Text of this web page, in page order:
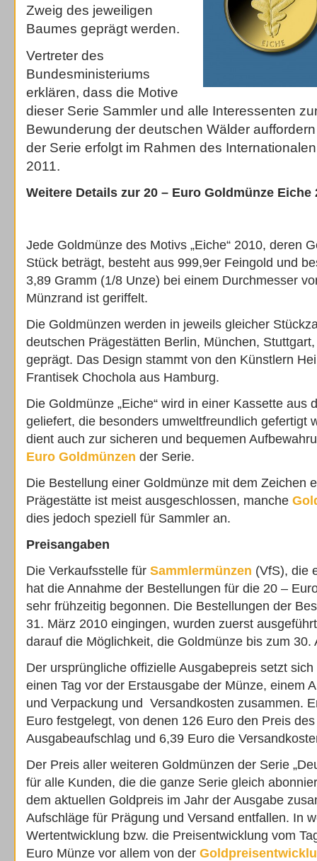
Zweig des jeweiligen
Baumes geprägt werden.
Vertreter des
Bundesministeriums
erklären, dass die Motive
dieser Serie Sammler und alle Interessenten
Bewunderung der deutschen Wälder
der Serie erfolgt im Rahmen des
2011.
Weitere Details zur 20 – Euro Goldmünze Eiche
Jede Goldmünze des Motivs „Eiche“ 2010, deren
Stück beträgt, besteht aus 999,9er Feingold und
3,89 Gramm (1/8 Unze) bei einem Durchmesser
Münzrand ist geriffelt.
Die Goldmünzen werden in jeweils gleicher
deutschen Prägestätten Berlin, München,
geprägt. Das Design stammt von den Künstlern
Frantisek Chochola aus Hamburg.
Die Goldmünze „Eiche“ wird in einer Kassette aus
geliefert, die besonders umweltfreundlich gefertigt
dient auch zur sicheren und bequemen
Euro Goldmünzen der Serie.
Die Bestellung einer Goldmünze mit dem Zeichen
Prägestätte ist meist ausgeschlossen, manche
dies jedoch speziell für Sammler an.
Preisangaben
Die Verkaufsstelle für Sammlermünzen (VfS), die
hat die Annahme der Bestellungen für die 20 –
sehr frühzeitig begonnen. Die Bestellungen der
31. März 2010 eingingen, wurden zuerst
darauf die Möglichkeit, die Goldmünze bis zum 30.
Der ursprüngliche offizielle Ausgabepreis setzt
einen Tag vor der Erstausgabe der Münze, einem
und Verpackung und Versandkosten zusammen.
Euro festgelegt, von denen 126 Euro den Preis
Ausgabeaufschlag und 6,39 Euro die
Der Preis aller weiteren Goldmünzen der Serie
für alle Kunden, die die ganze Serie gleich
dem aktuellen Goldpreis im Jahr der Ausgabe
Aufschläge für Prägung und Versand entfallen. In
Wertentwicklung bzw. die Preisentwicklung vom
Euro Münze vor allem von der